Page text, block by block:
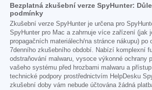
Bezplatná zkušební verze SpyHunter:
podmínky
Zkušební verze SpyHunter je určena pro
SpyHunter pro Mac a zahrnuje více zařízení (jak
propagačních materiálech/na stránce nákupu) po
7denního zkušebního období. Nabízí komplexní
odstraňování malwaru, vysoce výkonné ochrany
vašeho systému před hrozbami malwaru a
technické podpory prostřednictvím HelpDesku
zkušební doby vám nebude účtována žádná